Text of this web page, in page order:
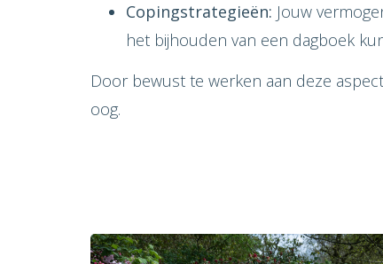
Copingstrategieën: Jouw
het bijhouden van een dagboek
Door bewust te werken aan deze
oog.